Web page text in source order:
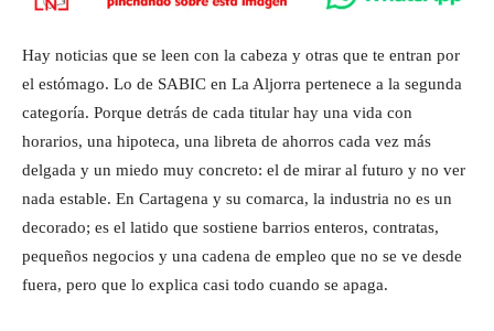
Hay noticias que se leen con la cabeza y otras que te entran por
el estómago. Lo de SABIC en La Aljorra pertenece a la segunda
categoría. Porque detrás de cada titular hay una vida con
horarios, una hipoteca, una libreta de ahorros cada vez más
delgada y un miedo muy concreto: el de mirar al futuro y no ver
nada estable. En Cartagena y su comarca, la industria no es un
decorado; es el latido que sostiene barrios enteros, contratas,
pequeños negocios y una cadena de empleo que no se ve desde
fuera, pero que lo explica casi todo cuando se apaga.